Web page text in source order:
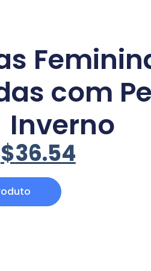
com
Inverno
$36.54